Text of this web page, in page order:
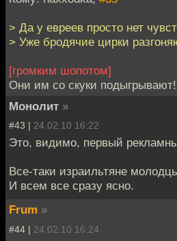
> Да у евреев просто нет
> Уже бродячие цирки
[громким шопотом]
Они им со скуки подыгрывают!
Монолит »
#43 | 24.02.10 16:22
Это, видимо, первый
Все-таки израильтяне
И всем все сразу ясно.
Frum »
#44 | 24.02.10 16:24